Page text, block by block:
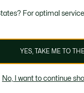
For optimal
YES, TAKE ME TO
No, I want to continue